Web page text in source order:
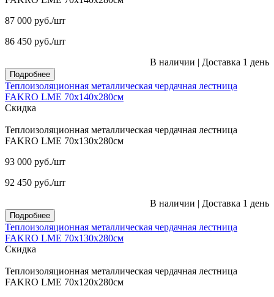
87 000 руб./шт
86 450 руб./шт
В наличии | Доставка 1 день
Подробнее
Теплоизоляционная металлическая чердачная лестница
FAKRO LME 70х140х280см
Скидка
Теплоизоляционная металлическая чердачная лестница
FAKRO LME 70х130х280см
93 000 руб./шт
92 450 руб./шт
В наличии | Доставка 1 день
Подробнее
Теплоизоляционная металлическая чердачная лестница
FAKRO LME 70х130х280см
Скидка
Теплоизоляционная металлическая чердачная лестница
FAKRO LME 70х120х280см